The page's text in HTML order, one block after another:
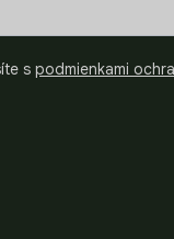
s podmienkami